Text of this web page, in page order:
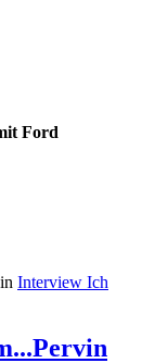
Ford
Interview Ich